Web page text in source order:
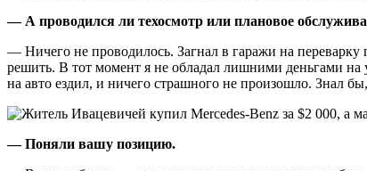
— А проводился ли техосмотр или плановое
— Ничего не проводилось. Загнал в гаражи на переварку
решить. В тот момент я не обладал лишними деньгами
на авто ездил, и ничего страшного не произошло. Знал
— Поняли вашу позицию.